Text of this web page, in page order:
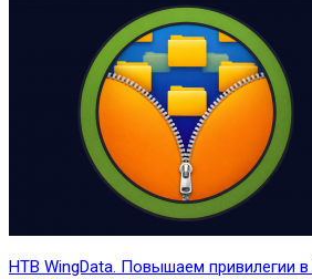
HTB WingData. Повышаем привилегии